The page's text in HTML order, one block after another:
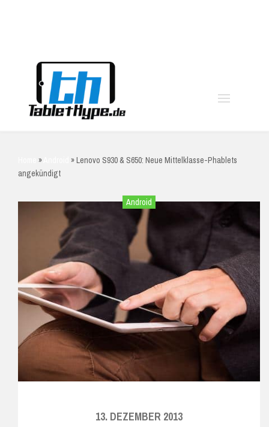
» »Lenovo S930 & S650: Neue Mittelklasse-Phablets
angekündigt
Android
13. DEZEMBER 2013